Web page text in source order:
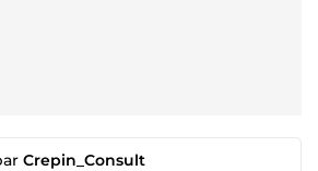
Crepin_Consult